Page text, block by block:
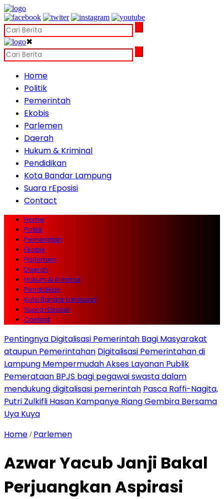
✖
Home
Politik
Pemerintah
Ekobis
Parlemen
Daerah
Hukum & Kriminal
Pendidikan
Kota Bandar Lampung
Suara rEposisi
Contact
Home
Politik
Pemerintah
Ekobis
Parlemen
Daerah
Hukum & Kriminal
Pendidikan
Kota Bandar Lampung
Suara rEposisi
Contact
Pentingnya Digitalisasi Pemerintah Bagi Masyarakat
ataupun Pemerintahan Digitalisasi Pemerintahan di
Lampung Mempermudah Akses Layanan Publik
Pemerataan BPJS bagi pegawai swasta dalam
mendukung digitalisasi pemerintah Pasca Raffi-Nagita,
Putri Zulkifli Hasan Kampanye Riang Gembira Bersama
Uya Kuya
Home / Parlemen
Azwar Yacub Janji Bakal
Perjuangkan Aspirasi